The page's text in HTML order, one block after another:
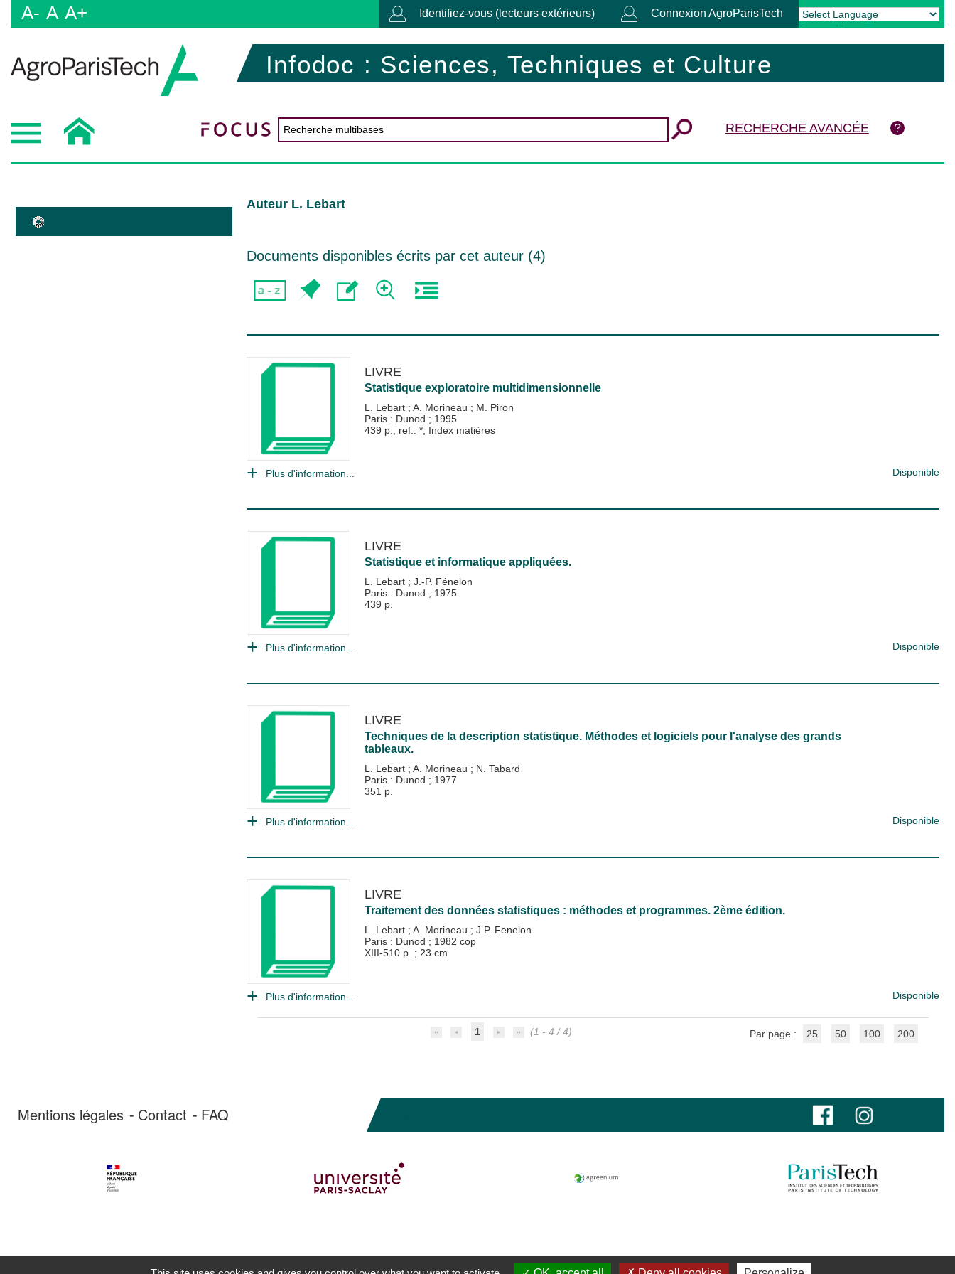
A- A A+ Identifiez-vous (lecteurs extérieurs) Connexion AgroParisTech
Powered by Translate
Infodoc : Sciences, Techniques et Culture
RECHERCHE AVANCÉE
Auteur L. Lebart
Documents disponibles écrits par cet auteur (4)
LIVRE
Statistique exploratoire multidimensionnelle
L. Lebart ; A. Morineau ; M. Piron
Paris : Dunod ; 1995
439 p., ref.: *, Index matières
Plus d'information... Disponible
LIVRE
Statistique et informatique appliquées.
L. Lebart ; J.-P. Fénelon
Paris : Dunod ; 1975
439 p.
Plus d'information... Disponible
LIVRE
Techniques de la description statistique. Méthodes et logiciels pour l'analyse des grands
tableaux.
L. Lebart ; A. Morineau ; N. Tabard
Paris : Dunod ; 1977
351 p.
Plus d'information... Disponible
LIVRE
Traitement des données statistiques : méthodes et programmes. 2ème édition.
L. Lebart ; A. Morineau ; J.P. Fenelon
Paris : Dunod ; 1982 cop
XIII-510 p. ; 23 cm
Plus d'information... Disponible
1 (1 - 4 / 4) Par page : 25 50 100 200
Mentions légales Contact FAQ